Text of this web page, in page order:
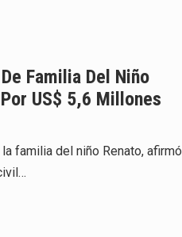
Familia Del Niño
US$ 5,6 Millones
familia del niño Renato, afirmó